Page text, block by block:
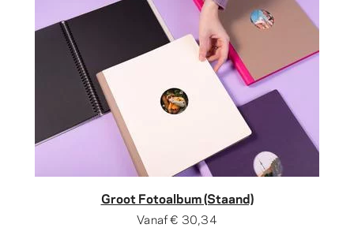
Groot Fotoalbum (Staand)
Vanaf€ 30,34